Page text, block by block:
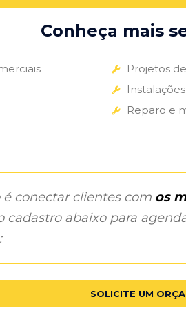
Conheça mais
Projetos
Reparo e
é conectar clientes com os
cadastro abaixo para
SOLICITE UM